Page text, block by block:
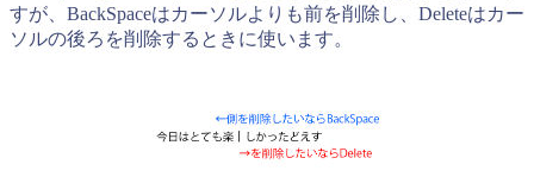
すが、BackSpaceはカーソルよりも前を削除し、Deleteはカー
ソルの後ろを削除するときに使います。